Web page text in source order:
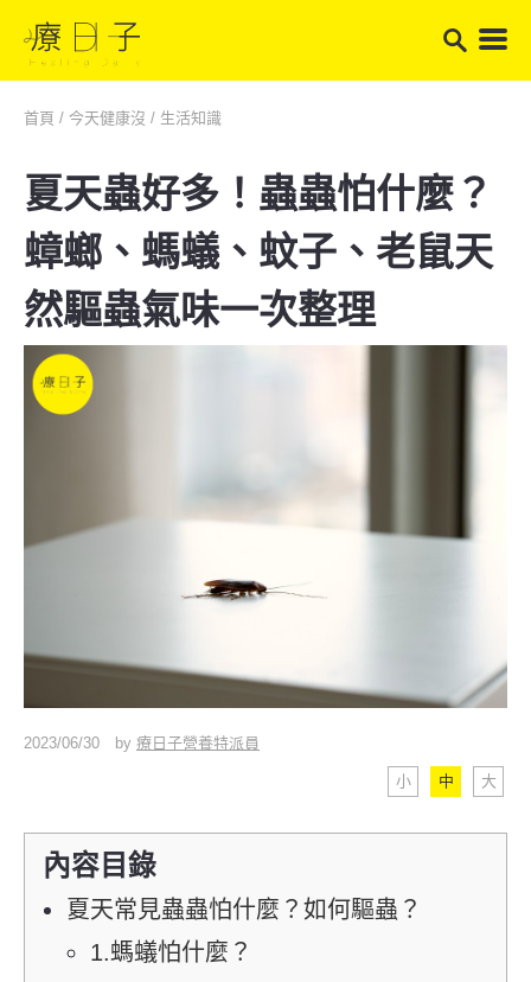
首頁 / 今天健康沒 / 生活知識
夏天蟲好多！蟲蟲怕什麼？
蟑螂、螞蟻、蚊子、老鼠天
然驅蟲氣味一次整理
2023/06/30 by 療日子營養特派員
小 中 大
內容目錄
夏天常見蟲蟲怕什麼？如何驅蟲？
1.螞蟻怕什麼？